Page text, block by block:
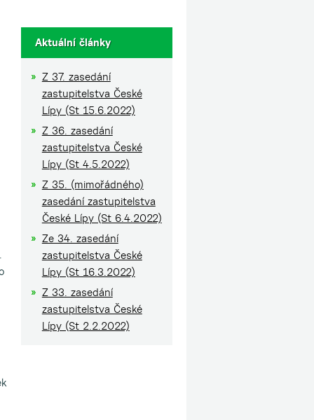
Aktuální články
Z 37. zasedání
zastupitelstva České
Lípy (St 15.6.2022)
Z 36. zasedání
zastupitelstva České
Lípy (St 4.5.2022)
Z 35. (mimořádného)
zasedání zastupitelstva
České Lípy (St 6.4.2022)
Ze 34. zasedání
zastupitelstva České
Lípy (St 16.3.2022)
Z 33. zasedání
zastupitelstva České
Lípy (St 2.2.2022)